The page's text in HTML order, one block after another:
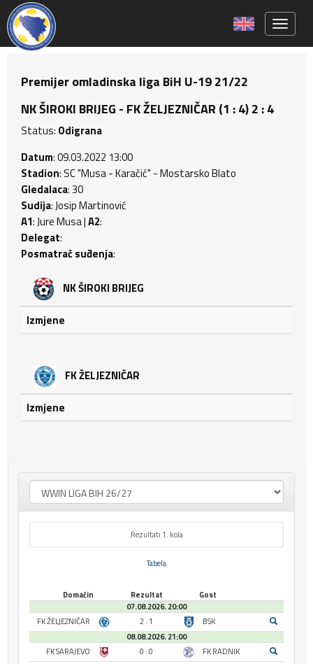
Premijer omladinska liga BiH U-19 21/22
NK ŠIROKI BRIJEG - FK ŽELJEZNIČAR (1 : 4) 2 : 4
Status: Odigrana
Datum: 09.03.2022 13:00
Stadion: SC "Musa - Karačić" - Mostarsko Blato
Gledalaca: 30
Sudija: Josip Martinović
A1: Jure Musa |A2:
Delegat:
Posmatrač suđenja:
NK ŠIROKI BRIJEG
Izmjene
FK ŽELJEZNIČAR
Izmjene
Rezultati 1. kola
Tabela
Domaćin Rezultat
Gost
07.08.2026. 20:00
FK ŽELJEZNIČAR
2 : 1
BSK
08.08.2026. 21:00
FK SARAJEVO
0 : 0
FK RADNIK